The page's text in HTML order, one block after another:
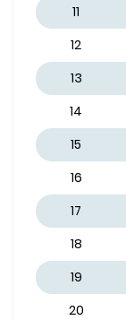
11
12
13
14
15
16
17
18
19
20